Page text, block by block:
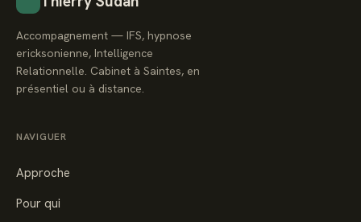
Accompagnement — IFS, hypnose
ericksonienne, Intelligence
Relationnelle. Cabinet à Saintes, en
présentiel ou à distance.
NAVIGUER
Approche
Pour qui